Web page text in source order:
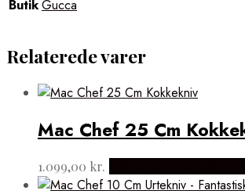
ButikGucca
Relaterede varer
Mac Chef 25 Cm
1.099,00 kr.